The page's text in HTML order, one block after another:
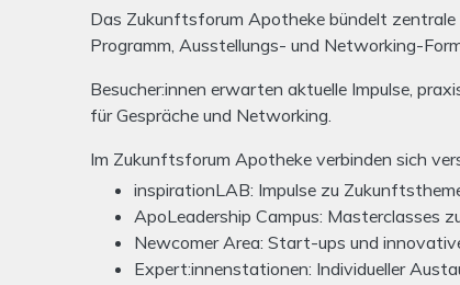
Das Zukunftsforum Apotheke bündelt zentrale
Programm, Ausstellungs- und Networking-
Besucher:innen erwarten aktuelle Impulse,
für Gespräche und Networking.
Im Zukunftsforum Apotheke verbinden sich
inspirationLAB: Impulse zu
ApoLeadership Campus: Masterclasses
Newcomer Area: Start-ups und
Expert:innenstationen: Individueller